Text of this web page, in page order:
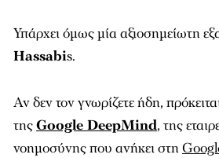
Υπάρχει όμως μία αξιοσημείωτη
Hassabis.
Αν δεν τον γνωρίζετε ήδη,
τηςGoogle DeepMind, της
νοημοσύνης που ανήκει στη